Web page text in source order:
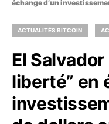
échange d’un
ACTUALITÉS BITCOIN
El Salvador
liberté” en